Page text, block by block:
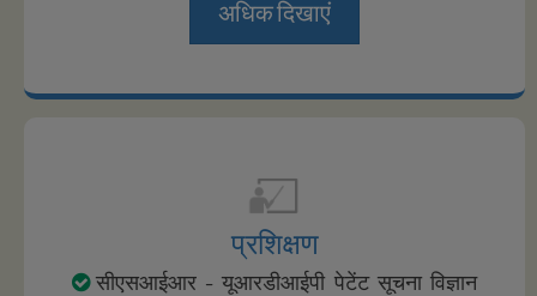
अधिक दिखाएं
प्रशिक्षण
सीएसआईआर - यूआरडीआईपी पेटेंट सूचना विज्ञान